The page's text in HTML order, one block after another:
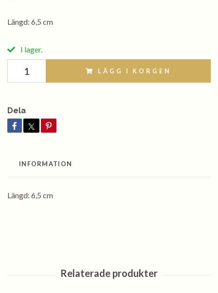
Längd: 6,5 cm
I lager.
LÄGG I KORGEN
Dela
INFORMATION
Längd: 6,5 cm